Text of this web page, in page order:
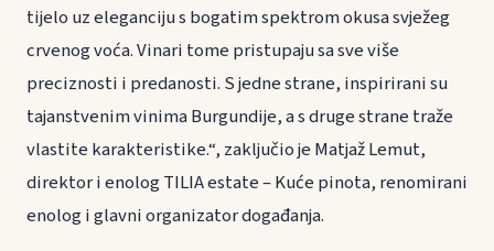
tijelo uz eleganciju s bogatim spektrom okusa svježeg
crvenog voća. Vinari tome pristupaju sa sve više
preciznosti i predanosti. S jedne strane, inspirirani su
tajanstvenim vinima Burgundije, a s druge strane traže
vlastite karakteristike.“, zaključio je Matjaž Lemut,
direktor i enolog TILIA estate – Kuće pinota, renomirani
enolog i glavni organizator događanja.